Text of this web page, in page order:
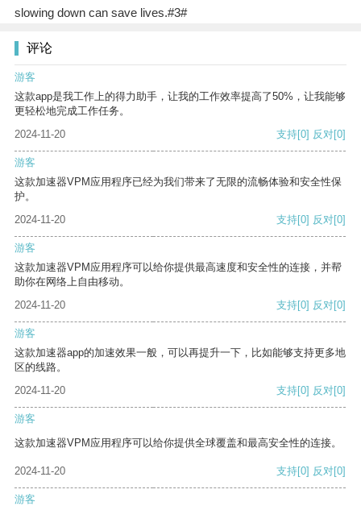
slowing down can save lives.#3#
评论
游客
这款app是我工作上的得力助手，让我的工作效率提高了50%，让我能够
更轻松地完成工作任务。
2024-11-20
支持[0] 反对[0]
游客
这款加速器VPM应用程序已经为我们带来了无限的流畅体验和安全性保
护。
2024-11-20
支持[0] 反对[0]
游客
这款加速器VPM应用程序可以给你提供最高速度和安全性的连接，并帮
助你在网络上自由移动。
2024-11-20
支持[0] 反对[0]
游客
这款加速器app的加速效果一般，可以再提升一下，比如能够支持更多地
区的线路。
2024-11-20
支持[0] 反对[0]
游客
这款加速器VPM应用程序可以给你提供全球覆盖和最高安全性的连接。
2024-11-20 支持[0] 反对[0]
游客